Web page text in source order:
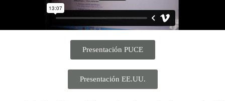
Presentación PUCE
Presentación EE.UU.